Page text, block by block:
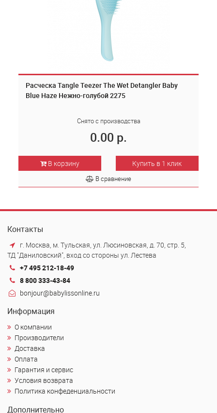
Расческа Tangle Teezer The Wet Detangler Baby
Blue Haze Нежно-голубой 2275
Снято с производства
0.00 р.
В корзину Купить в 1 клик
В сравнение
Контакты
г. Москва, м. Тульская, ул. Люсиновская, д. 70, стр. 5,
ТД "Даниловский", вход со стороны ул. Лестева
+7 495 212-18-49
8 800 333-43-84
bonjour@babylissonline.ru
Информация
О компании
Производители
Доставка
Оплата
Гарантия и сервис
Условия возврата
Политика конфеденциальности
Дополнительно